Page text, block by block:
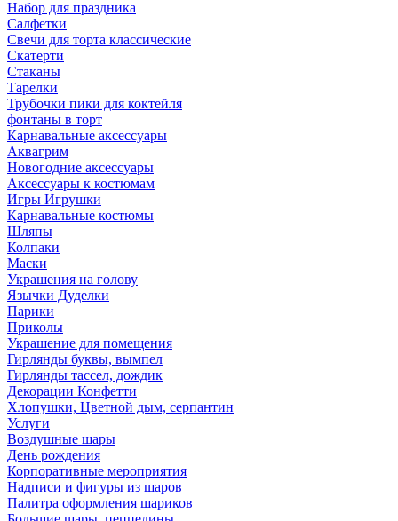
Набор для праздника
Салфетки
Свечи для торта классические
Скатерти
Стаканы
Тарелки
Трубочки пики для коктейля
фонтаны в торт
Карнавальные аксессуары
Аквагрим
Новогодние аксессуары
Аксессуары к костюмам
Игры Игрушки
Карнавальные костюмы
Шляпы
Колпаки
Маски
Украшения на голову
Язычки Дуделки
Парики
Приколы
Украшение для помещения
Гирлянды буквы, вымпел
Гирлянды тассел, дождик
Декорации Конфетти
Хлопушки, Цветной дым, серпантин
Услуги
Воздушные шары
День рождения
Корпоративные мероприятия
Надписи и фигуры из шаров
Палитра оформления шариков